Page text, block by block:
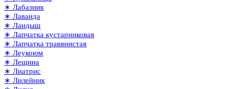
∗ Лабазник
∗ Лаванда
∗ Ландыш
∗ Лапчатка кустарниковая
∗ Лапчатка травянистая
∗ Леукоюм
∗ Лещина
∗ Лиатрис
∗ Лилейник